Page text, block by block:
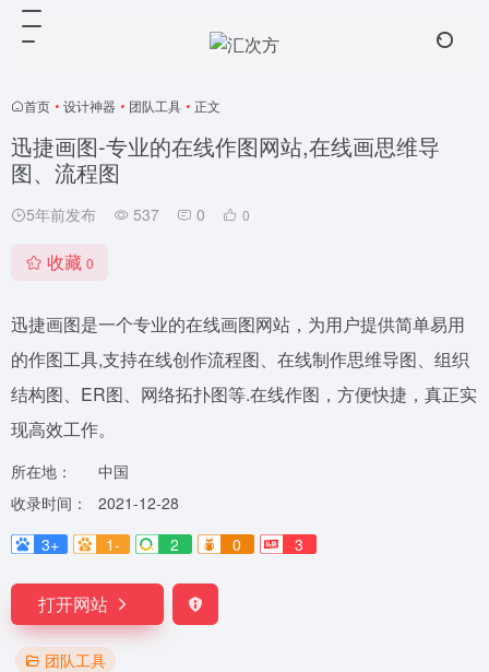
首页 • 设计神器 • 团队工具 • 正文
迅捷画图-专业的在线作图网站,在线画思维导
图、流程图
5年前发布 537 0 0
收藏 0
迅捷画图是一个专业的在线画图网站，为用户提供简单易用
的作图工具,支持在线创作流程图、在线制作思维导图、组织
结构图、ER图、网络拓扑图等.在线作图，方便快捷，真正实
现高效工作。
所在地：
中国
收录时间：
2021-12-28
3+
1- 2 0 3
打开网站
团队工具